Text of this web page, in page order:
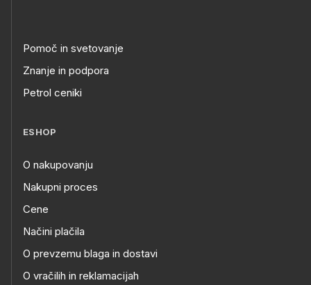
Pomoč in svetovanje
Znanje in podpora
Petrol ceniki
ESHOP
O nakupovanju
Nakupni proces
Cene
Načini plačila
O prevzemu blaga in dostavi
O vračilih in reklamacijah